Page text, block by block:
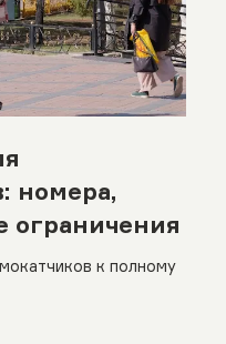
номера,
ограничения
к полному